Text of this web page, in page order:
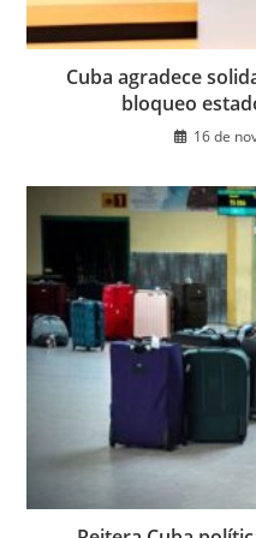
Cuba agradece
bloqueo
16 de